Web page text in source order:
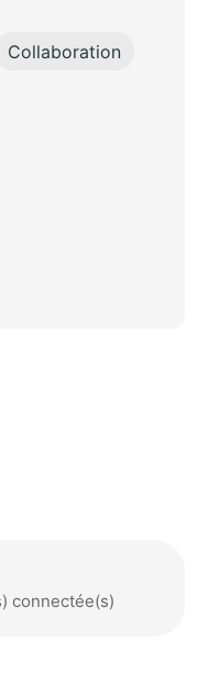
Collaboration
connectée(s)